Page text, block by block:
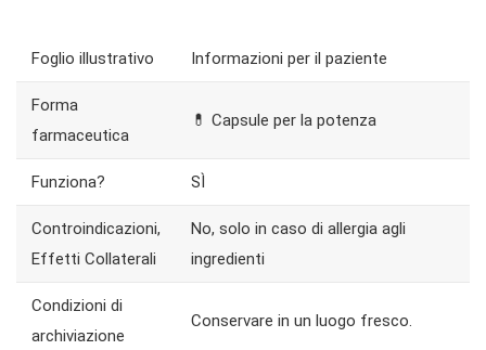
Foglio illustrativo Informazioni per il paziente
Forma
farmaceutica
💊 Capsule per la potenza
Funziona? SÌ
Controindicazioni,
Effetti Collaterali
No, solo in caso di allergia agli
ingredienti
Condizioni di
archiviazione
Conservare in un luogo fresco.